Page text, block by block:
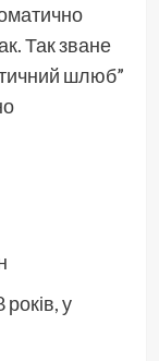
Так зване
шлюб”
у